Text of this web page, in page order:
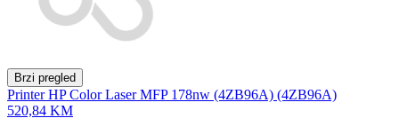
Brzi pregled
Printer HP Color Laser MFP 178nw (4ZB96A) (4ZB96A)
520,84 KM